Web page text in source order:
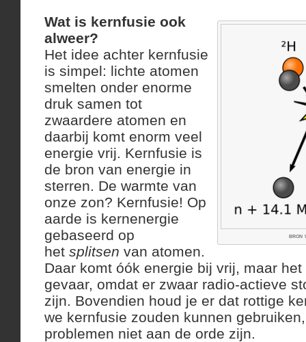
bron
Wat is kernfusie ook
alweer?
Het idee achter kernfusie
is simpel: lichte atomen
smelten onder enorme
druk samen tot
zwaardere atomen en
daarbij komt enorm veel
energie vrij. Kernfusie is
de bron van energie in
sterren. De warmte van
onze zon? Kernfusie! Op
aarde is kernenergie
gebaseerd op
het splitsen van atomen.
Daar komt óók energie bij vrij, maar
gevaar, omdat er zwaar radio-actieve
zijn. Bovendien houd je er dat rottige
we kernfusie zouden kunnen
problemen niet aan de orde zijn.